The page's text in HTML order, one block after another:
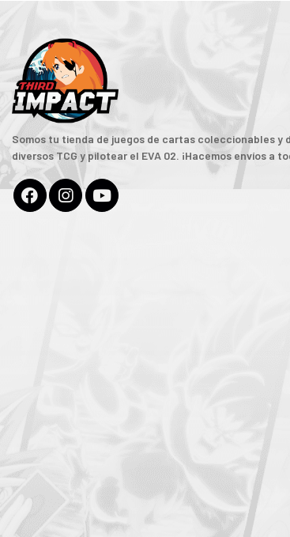
Somos tu tienda de juegos de cartas coleccionables y
diversos TCG y pilotear el EVA 02. ¡Hacemos envíos a